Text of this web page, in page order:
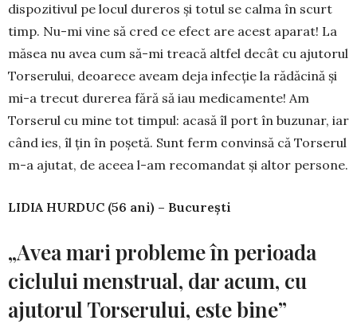
dispozitivul pe locul dureros şi totul se calma în scurt
timp. Nu-mi vine să cred ce efect are acest aparat! La
măsea nu avea cum să-mi treacă altfel decât cu ajutorul
Torserului, deoarece aveam deja infecţie la rădăcină şi
mi-a trecut durerea fără să iau medicamente! Am
Torserul cu mine tot timpul: acasă îl port în buzunar, iar
când ies, îl ţin în poşetă. Sunt ferm convinsă că Torserul
m-a ajutat, de aceea l-am recomandat şi altor persone.
LIDIA HURDUC (56 ani) – Bucureşti
„Avea mari probleme în perioada
ciclului menstrual, dar acum, cu
ajutorul Torserului, este bine”